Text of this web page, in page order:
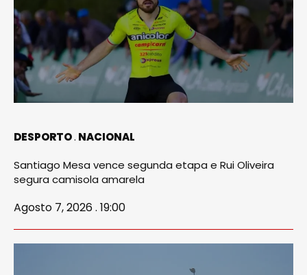
DESPORTO NACIONAL
Santiago Mesa vence segunda etapa e Rui Oliveira
segura camisola amarela
Agosto 7, 2026 . 19:00